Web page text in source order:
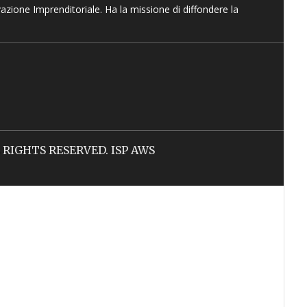
Imprenditoriale. Ha la missione di diffondere la
RESERVED. ISP AWS